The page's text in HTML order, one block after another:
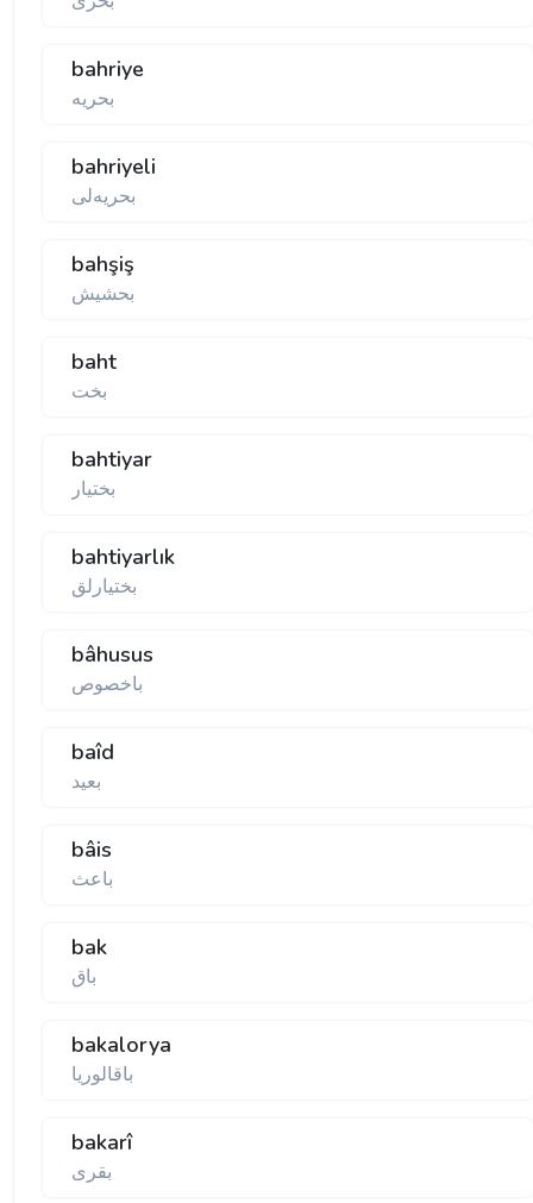
bahriye
بحریە
bahriyeli
بحریەلی
bahşiş
بحشیش
baht
بخت
bahtiyar
بختیار
bahtiyarlık
بختیارلق
bâhusus
باخصوص
baîd
بعید
bâis
باعث
bak
باق
bakalorya
باقالوریا
bakarî
بقری